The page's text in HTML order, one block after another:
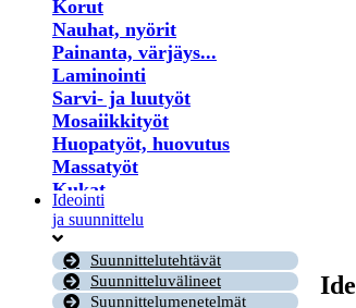
Korut
Nauhat, nyörit
Painanta, värjäys...
Laminointi
Sarvi- ja luutyöt
Mosaiikkityöt
Huopatyöt, huovutus
Massatyöt
Kukat
Lastu- ja puutyöt
Virkkaus
Helmet
Puu- ja risutyöt
Ideointi
ja suunnittelu
Suunnittelutehtävät
Suunnitteluvälineet
Suunnittelumenetelmät